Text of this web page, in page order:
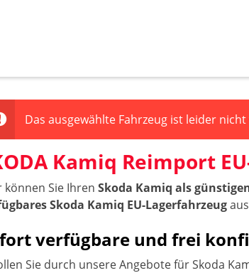
Das ausgewählte Fahrzeug ist leider
Kamiq Reimport
können Sie IhrenSkoda Kamiq als
Skoda Kamiq EU-Lagerfahrzeug
verfügbare und frei
Sie durch unsere Angebote für Skoda